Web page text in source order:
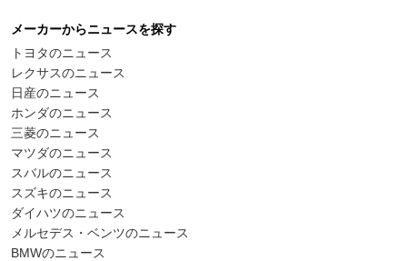
メーカーからニュースを探す
トヨタのニュース
レクサスのニュース
日産のニュース
ホンダのニュース
三菱のニュース
マツダのニュース
スバルのニュース
スズキのニュース
ダイハツのニュース
メルセデス・ベンツのニュース
BMWのニュース